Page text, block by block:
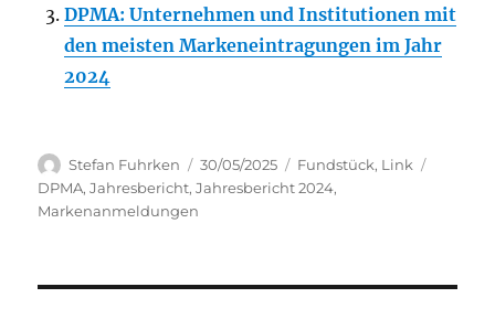
DPMA: Unternehmen und Institutionen mit
den meisten Markeneintragungen im Jahr
2024
Author
Stefan Fuhrken
Posted
on
30/05/2025 Categories
Fundstück, Link
DPMA,Jahresbericht,Jahresbericht 2024,
Markenanmeldungen